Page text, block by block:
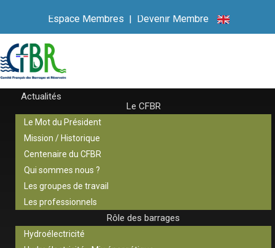
Espace Membres | Devenir Membre
Actualités
Le CFBR
Le Mot du Président
Mission / Historique
Centenaire du CFBR
Qui sommes nous ?
Les groupes de travail
Les professionnels
Rôle des barrages
Hydroélectricité